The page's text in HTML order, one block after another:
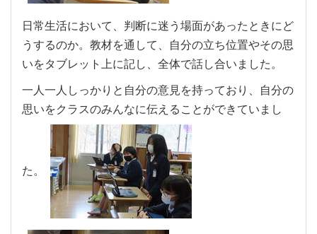
日常生活において、判断に迷う場面があったときにど
うするのか。教材を通して、自分の立ち位置やその思
いをタブレット上に記し、全体で話し合いました。
一人一人しっかりと自分の意見を持っており、自分の
思いをクラスのみんなに伝えることができていまし
た。